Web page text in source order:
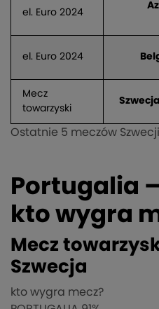
el. Euro 2024
el. Euro 2024
Mecz
towarzyski
Ostatnie 5 meczów Szwecji
Portugalia
kto wygra
Mecz
Szwecja
kto wygra mecz?